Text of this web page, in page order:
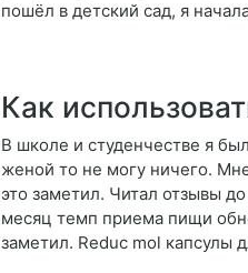
пошёл в детский сад, я
Как
В школе и студенчестве я
женой то не могу ничего.
это заметил. Читал отзывы
месяц темп приема пищи
заметил. Reduc mol капсулы